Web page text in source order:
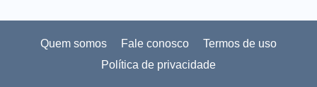
Quem somos Fale conosco
Termos de uso
Política de privacidade